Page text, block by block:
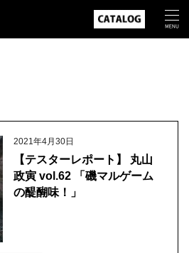
2021年4月30日
【テスターレポート】 丸山
政寅 vol.62 「磯マルゲーム
の醍醐味！」